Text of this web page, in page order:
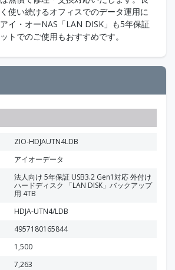
使い続けるオフィスでのデータ運用に
イ・オーNAS「LAN DISK」も5年保証
トでのご使用もおすすめです。
ZIO-HDJAUTN4LDB
アイオーデータ
法人向け 5年保証 USB3.2 Gen1対応 外付け
ハードディスク 「LAN DISK」バックアップ
用 4TB
HDJA-UTN4/LDB
4957180165844
1,500
7,263